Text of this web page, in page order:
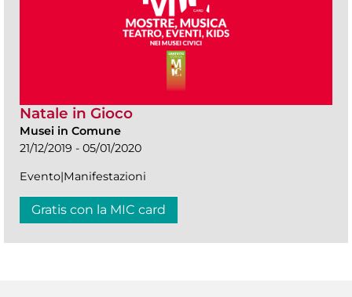
Natale in Gioco
Musei in Comune
21/12/2019 - 05/01/2020
Evento|Manifestazioni
Gratis con la MIC card